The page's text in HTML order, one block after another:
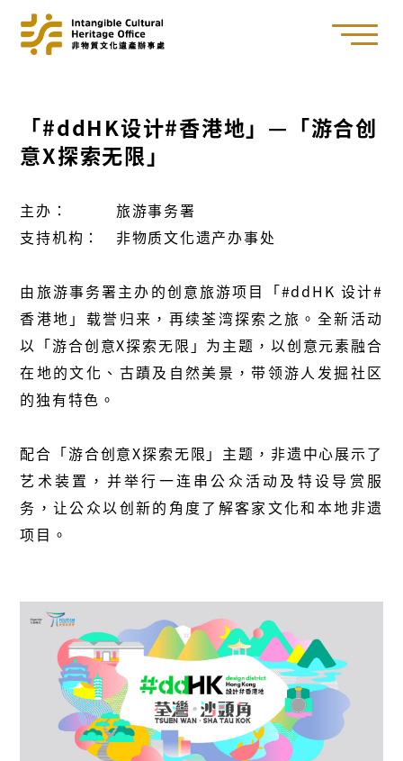
「#ddHK设计#香港地」—「游合创
意X探索无限」
主办： 旅游事务署
支持机构： 非物质文化遗产办事处
由旅游事务署主办的创意旅游项目「#ddHK 设计#
香港地」载誉归来，再续荃湾探索之旅。全新活动
以「游合创意X探索无限」为主题，以创意元素融合
在地的文化、古蹟及自然美景，带领游人发掘社区
的独有特色。
配合「游合创意X探索无限」主题，非遗中心展示了
艺术装置，并举行一连串公众活动及特设导赏服
务，让公众以创新的角度了解客家文化和本地非遗
项目。